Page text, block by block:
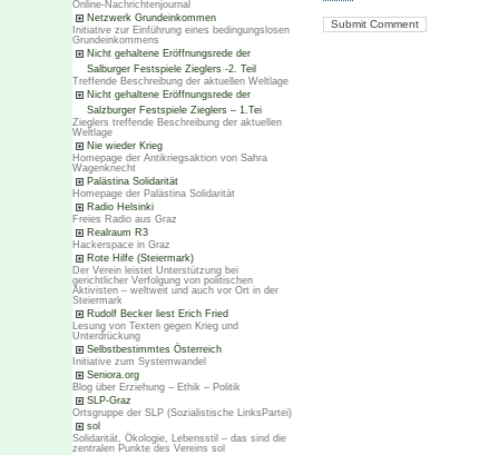
Online-Nachrichtenjournal
Netzwerk Grundeinkommen
Initiative zur Einführung eines bedingungslosen
Grundeinkommens
Nicht gehaltene Eröffnungsrede der
Salburger Festspiele Zieglers -2. Teil
Treffende Beschreibung der aktuellen Weltlage
Nicht gehaltene Eröffnungsrede der
Salzburger Festspiele Zieglers – 1.Tei
Zieglers treffende Beschreibung der aktuellen
Weltlage
Nie wieder Krieg
Homepage der Antikriegsaktion von Sahra
Wagenknecht
Palästina Solidarität
Homepage der Palästina Solidarität
Radio Helsinki
Freies Radio aus Graz
Realraum R3
Hackerspace in Graz
Rote Hilfe (Steiermark)
Der Verein leistet Unterstützung bei
gerichtlicher Verfolgung von politischen
Aktivisten – weltweit und auch vor Ort in der
Steiermark
Rudolf Becker liest Erich Fried
Lesung von Texten gegen Krieg und
Unterdrückung
Selbstbestimmtes Österreich
Initiative zum Systemwandel
Seniora.org
Blog über Erziehung – Ethik – Politik
SLP-Graz
Ortsgruppe der SLP (Sozialistische LinksPartei)
sol
Solidarität, Ökologie, Lebensstil – das sind die
zentralen Punkte des Vereins sol